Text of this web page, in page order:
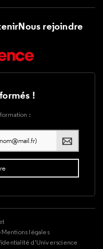
Nous rejoindre
!
:
Mentions légales
d'Universcience